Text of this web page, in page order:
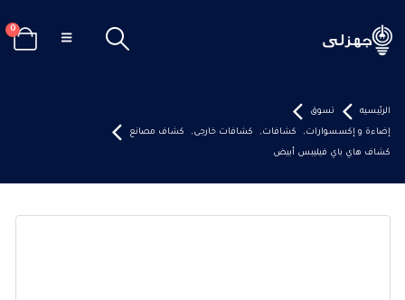
0
الرئيسيه تسوق
إضاءة و إكسسوارات, كشافات, كشافات خارجى, كشاف مصانع
كشاف هاي باي فيليبس أبيض